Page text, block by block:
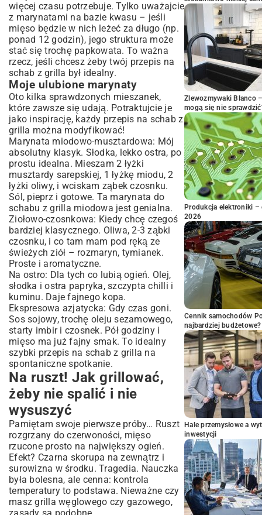
więcej czasu potrzebuje. Tylko uważajcie
z marynatami na bazie kwasu – jeśli
mięso będzie w nich leżeć za długo (np.
ponad 12 godzin), jego struktura może
stać się trochę papkowata. To ważna
rzecz, jeśli chcesz żeby twój przepis na
schab z grilla był idealny.
Moje ulubione marynaty
Oto kilka sprawdzonych mieszanek,
które zawsze się udają. Potraktujcie je
jako inspirację, każdy przepis na schab z
grilla można modyfikować!
Marynata miodowo-musztardowa: Mój
absolutny klasyk. Słodka, lekko ostra, po
prostu idealna. Mieszam 2 łyżki
musztardy sarepskiej, 1 łyżkę miodu, 2
łyżki oliwy, i wciskam ząbek czosnku.
Sól, pieprz i gotowe. Ta marynata do
schabu z grilla miodowa jest genialna.
Ziołowo-czosnkowa: Kiedy chcę czegoś
bardziej klasycznego. Oliwa, 2-3 ząbki
czosnku, i co tam mam pod ręką ze
świeżych ziół – rozmaryn, tymianek.
Proste i aromatyczne.
Na ostro: Dla tych co lubią ogień. Olej,
słodka i ostra papryka, szczypta chilli i
kuminu. Daje fajnego kopa.
Ekspresowa azjatycka: Gdy czas goni.
Sos sojowy, trochę oleju sezamowego,
starty imbir i czosnek. Pół godziny i
mięso ma już fajny smak. To idealny
szybki przepis na schab z grilla na
spontaniczne spotkanie.
Na ruszt! Jak grillować,
żeby nie spalić i nie
wysuszyć
Pamiętam swoje pierwsze próby… Ruszt
rozgrzany do czerwoności, mięso
rzucone prosto na największy ogień.
Efekt? Czarna skorupa na zewnątrz i
surowizna w środku. Tragedia. Nauczka
była bolesna, ale cenna: kontrola
temperatury to podstawa. Nieważne czy
masz grilla węglowego czy gazowego,
Zlewozmywaki Blanco
mogą się nie
Produkcja elektroniki –
2026
Cennik samochodów
najbardziej budżetowe?
Hale przemysłowe a
inwestycji